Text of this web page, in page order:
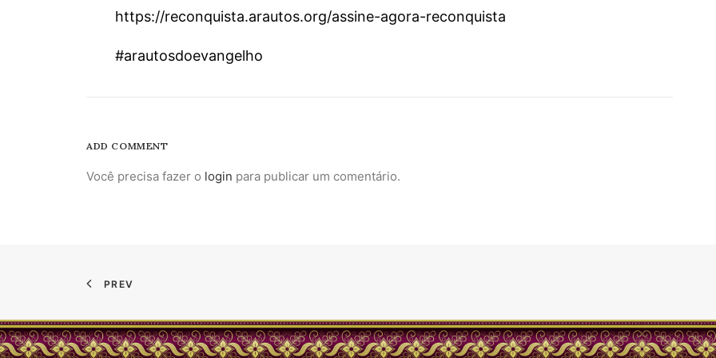
https://reconquista.arautos.org/assine-agora-reconquista
#arautosdoevangelho
ADD COMMENT
Você precisa fazer o login para publicar um comentário.
PREV